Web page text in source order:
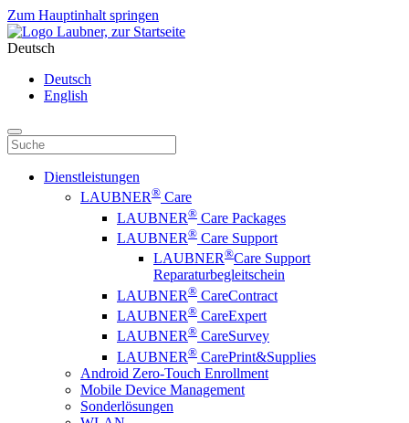
Zum Hauptinhalt springen
Deutsch
Deutsch
English
Dienstleistungen
LAUBNER® Care
LAUBNER® Care Packages
LAUBNER® Care Support
LAUBNER®Care Support
Reparaturbegleitschein
LAUBNER® CareContract
LAUBNER® CareExpert
LAUBNER® CareSurvey
LAUBNER® CarePrint&Supplies
Android Zero-Touch Enrollment
Mobile Device Management
Sonderlösungen